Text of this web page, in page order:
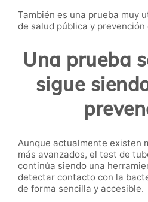
También es una prueba muy
de salud pública y
Una prueba
sigue
Aunque actualmente existen
más avanzados, el test de
continúa siendo una
detectar contacto con la
de forma sencilla y accesible.